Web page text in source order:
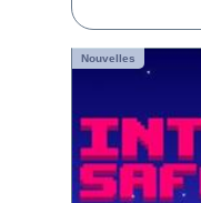
Nouvelles